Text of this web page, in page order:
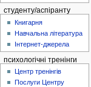
студенту/аспіранту
Книгарня
Навчальна література
Інтернет-джерела
психологічні тренінги
Центр тренінгів
Послуги Центру